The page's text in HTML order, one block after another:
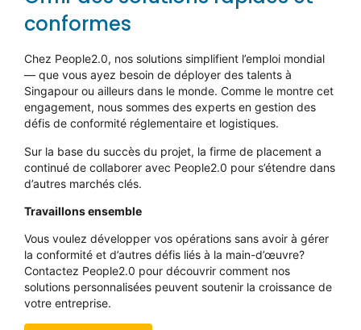
conformes
Chez People2.0, nos solutions simplifient l’emploi mondial
— que vous ayez besoin de déployer des talents à
Singapour ou ailleurs dans le monde. Comme le montre cet
engagement, nous sommes des experts en gestion des
défis de conformité réglementaire et logistiques.
Sur la base du succès du projet, la firme de placement a
continué de collaborer avec People2.0 pour s’étendre dans
d’autres marchés clés.
Travaillons ensemble
Vous voulez développer vos opérations sans avoir à gérer
la conformité et d’autres défis liés à la main-d’œuvre?
Contactez People2.0 pour découvrir comment nos
solutions personnalisées peuvent soutenir la croissance de
votre entreprise.